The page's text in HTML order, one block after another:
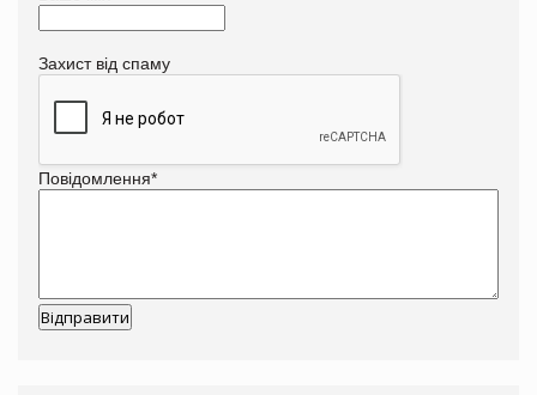
Захист від спаму
Повідомлення*